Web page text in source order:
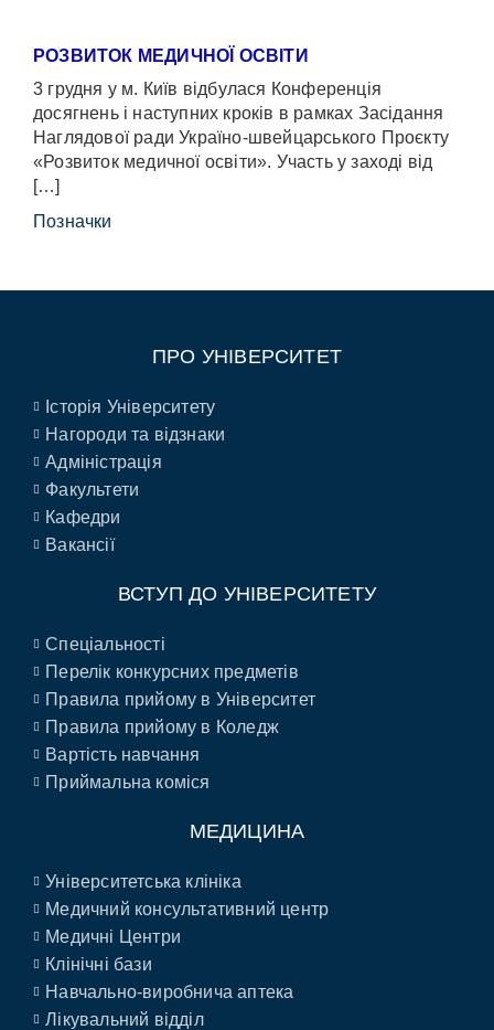
РОЗВИТОК МЕДИЧНОЇ ОСВІТИ
3 грудня у м. Київ відбулася Конференція
досягнень і наступних кроків в рамках Засідання
Наглядової ради Україно-швейцарського Проєкту
«Розвиток медичної освіти». Участь у заході від
[…]
Позначки
ПРО УНІВЕРСИТЕТ
Історія Університету
Нагороди та відзнаки
Адміністрація
Факультети
Кафедри
Вакансії
ВСТУП ДО УНІВЕРСИТЕТУ
Спеціальності
Перелік конкурсних предметів
Правила прийому в Університет
Правила прийому в Коледж
Вартість навчання
Приймальна коміся
МЕДИЦИНА
Університетська клініка
Медичний консультативний центр
Медичні Центри
Клінічні бази
Навчально-виробнича аптека
Лікувальний відділ